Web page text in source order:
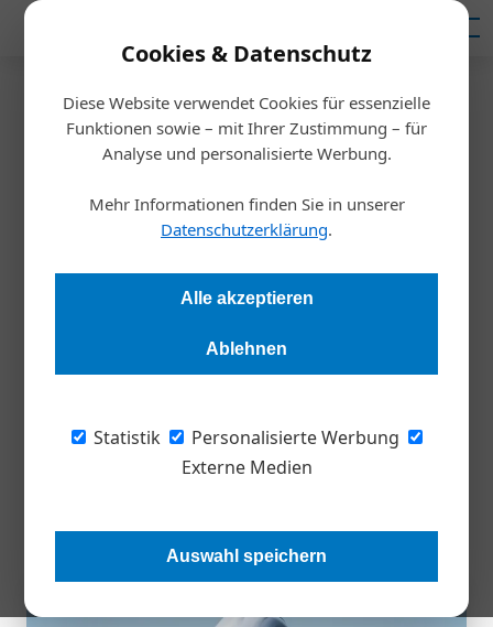
Cookies & Datenschutz
Diese Website verwendet Cookies für essenzielle
Funktionen sowie – mit Ihrer Zustimmung – für
Analyse und personalisierte Werbung.
Mehr Informationen finden Sie in unserer
Datenschutzerklärung.
Alle akzeptieren
Ablehnen
Statistik
Personalisierte Werbung
Externe Medien
Auswahl speichern
Startseite/
Arbeitsmarktstudie
Wirtschaftliche Unsicherheit
bremst Gehaltsforderungen in
Österreich
Arbeitsmarktstudie von PwC zeigt, dass österreichische
Arbeitnehmende 2026 Jobsicherheit und Werte über